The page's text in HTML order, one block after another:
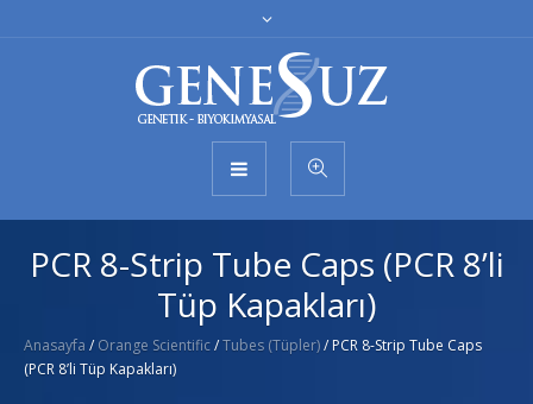
PCR 8-Strip Tube Caps (PCR 8’li
Tüp Kapakları)
Anasayfa / Orange Scientific/Tubes (Tüpler)/ PCR 8-Strip Tube Caps
(PCR 8’li Tüp Kapakları)